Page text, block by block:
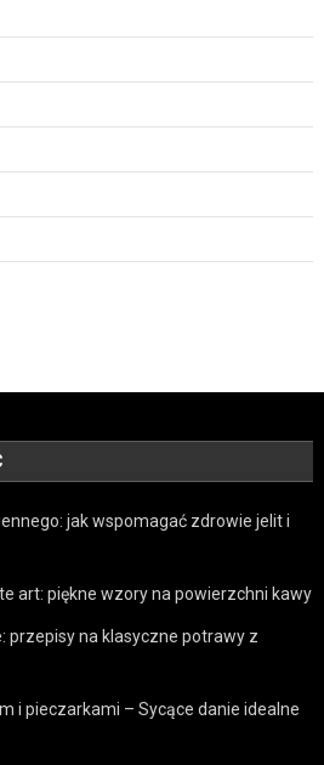
jak wspomagać zdrowie jelit i
art: piękne wzory na powierzchni kawy
przepisy na klasyczne potrawy z
i pieczarkami – Sycące danie idealne